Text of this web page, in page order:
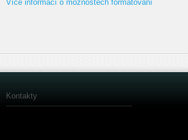
Více informací o možnostech formátování
Kontakty